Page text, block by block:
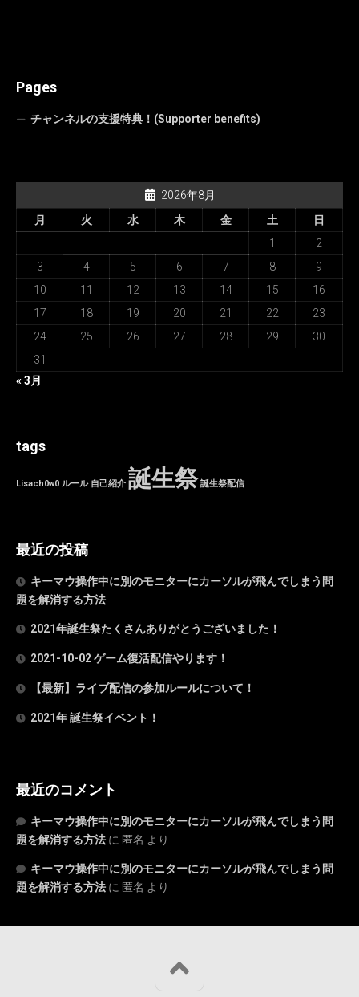
Pages
チャンネルの支援特典！(Supporter benefits)
2026年8月
月
火 水 木 金 土
日
1
2
3
4 5 6 7 8
9
10
11 12 13 14 15
16
17
18 19 20 21 22
23
24
25 26 27 28 29
30
31
« 3月
tags
Lisach0w0 ルール 自己紹介 誕生祭 誕生祭配信
最近の投稿
キーマウ操作中に別のモニターにカーソルが飛んでしまう問
題を解消する方法
2021年誕生祭たくさんありがとうございました！
2021-10-02 ゲーム復活配信やります！
【最新】ライブ配信の参加ルールについて！
2021年 誕生祭イベント！
最近のコメント
キーマウ操作中に別のモニターにカーソルが飛んでしまう問
題を解消する方法 に 匿名 より
キーマウ操作中に別のモニターにカーソルが飛んでしまう問
題を解消する方法 に 匿名 より